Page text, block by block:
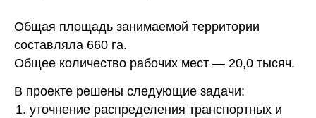
Общая площадь занимаемой территории
составляла 660 га.
Общее количество рабочих мест — 20,0 тысяч.
В проекте решены следующие задачи:
уточнение распределения транспортных и